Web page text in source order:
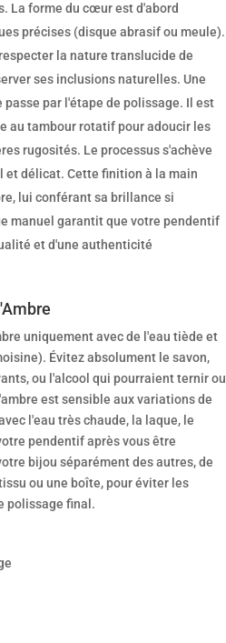
La forme du cœur est d'abord
précises (disque abrasif ou meule).
la nature translucide de
ses inclusions naturelles. Une
par l'étape de polissage. Il est
au tambour rotatif pour adoucir les
rugosités. Le processus s'achève
et délicat. Cette finition à la main
lui conférant sa brillance si
manuel garantit que votre pendentif
et d'une authenticité
uniquement avec de l'eau tiède et
Évitez absolument le savon,
ou l'alcool qui pourraient ternir ou
est sensible aux variations de
l'eau très chaude, la laque, le
pendentif après vous être
bijou séparément des autres, de
ou une boîte, pour éviter les
polissage final.